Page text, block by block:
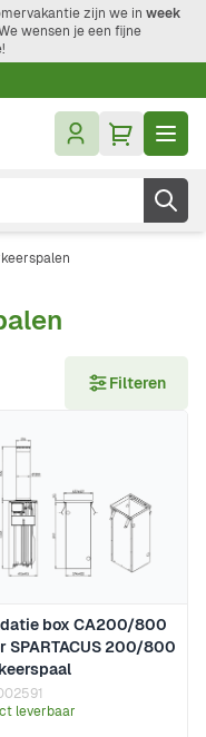
zijn we in week
wensen je een fijne
Filteren
box CA200/800
SPARTACUS 200/800
leverbaar